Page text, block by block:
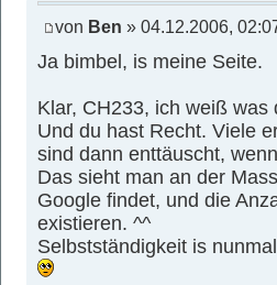
von Ben » 04.12.2006,
Ja bimbel, is meine Seite.
Klar, CH233, ich weiß
Und du hast Recht. Viele
sind dann enttäuscht,
Das sieht man an der
Google findet, und die
existieren. ^^
Selbstständigkeit is